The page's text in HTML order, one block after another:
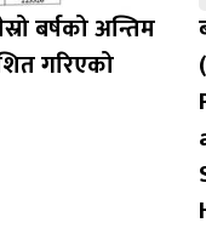
बर्षको अन्तिम
गरिएको